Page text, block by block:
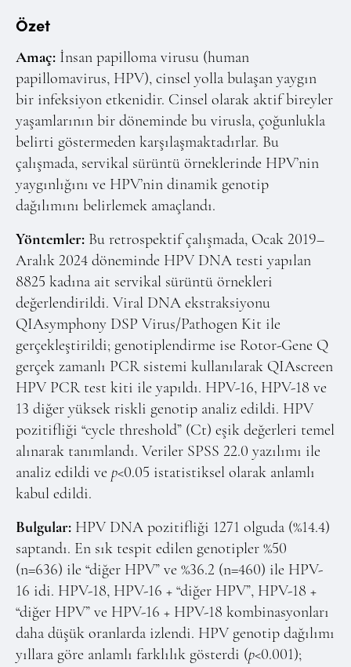
Telif Hakları
İletişim
FACEBOOK TWITTER YOUTUBE
Özet
Amaç: İnsan papilloma virusu (human
papillomavirus, HPV), cinsel yolla bulaşan yaygın
bir infeksiyon etkenidir. Cinsel olarak aktif bireyler
yaşamlarının bir döneminde bu virusla, çoğunlukla
belirti göstermeden karşılaşmaktadırlar. Bu
çalışmada, servikal sürüntü örneklerinde HPV’nin
yaygınlığını ve HPV’nin dinamik genotip
dağılımını belirlemek amaçlandı.
Yöntemler: Bu retrospektif çalışmada, Ocak 2019–
Aralık 2024 döneminde HPV DNA testi yapılan
8825 kadına ait servikal sürüntü örnekleri
değerlendirildi. Viral DNA ekstraksiyonu
QIAsymphony DSP Virus/Pathogen Kit ile
gerçekleştirildi; genotiplendirme ise Rotor-Gene Q
gerçek zamanlı PCR sistemi kullanılarak QIAscreen
HPV PCR test kiti ile yapıldı. HPV-16, HPV-18 ve
13 diğer yüksek riskli genotip analiz edildi. HPV
pozitifliği “cycle threshold” (Ct) eşik değerleri temel
alınarak tanımlandı. Veriler SPSS 22.0 yazılımı ile
analiz edildi ve p<0.05 istatistiksel olarak anlamlı
kabul edildi.
Bulgular: HPV DNA pozitifliği 1271 olguda (%14.4)
saptandı. En sık tespit edilen genotipler %50
(n=636) ile “diğer HPV” ve %36.2 (n=460) ile HPV-
16 idi. HPV-18, HPV-16 + “diğer HPV”, HPV-18 +
“diğer HPV” ve HPV-16 + HPV-18 kombinasyonları
daha düşük oranlarda izlendi. HPV genotip dağılımı
yıllara göre anlamlı farklılık gösterdi (p<0.001);